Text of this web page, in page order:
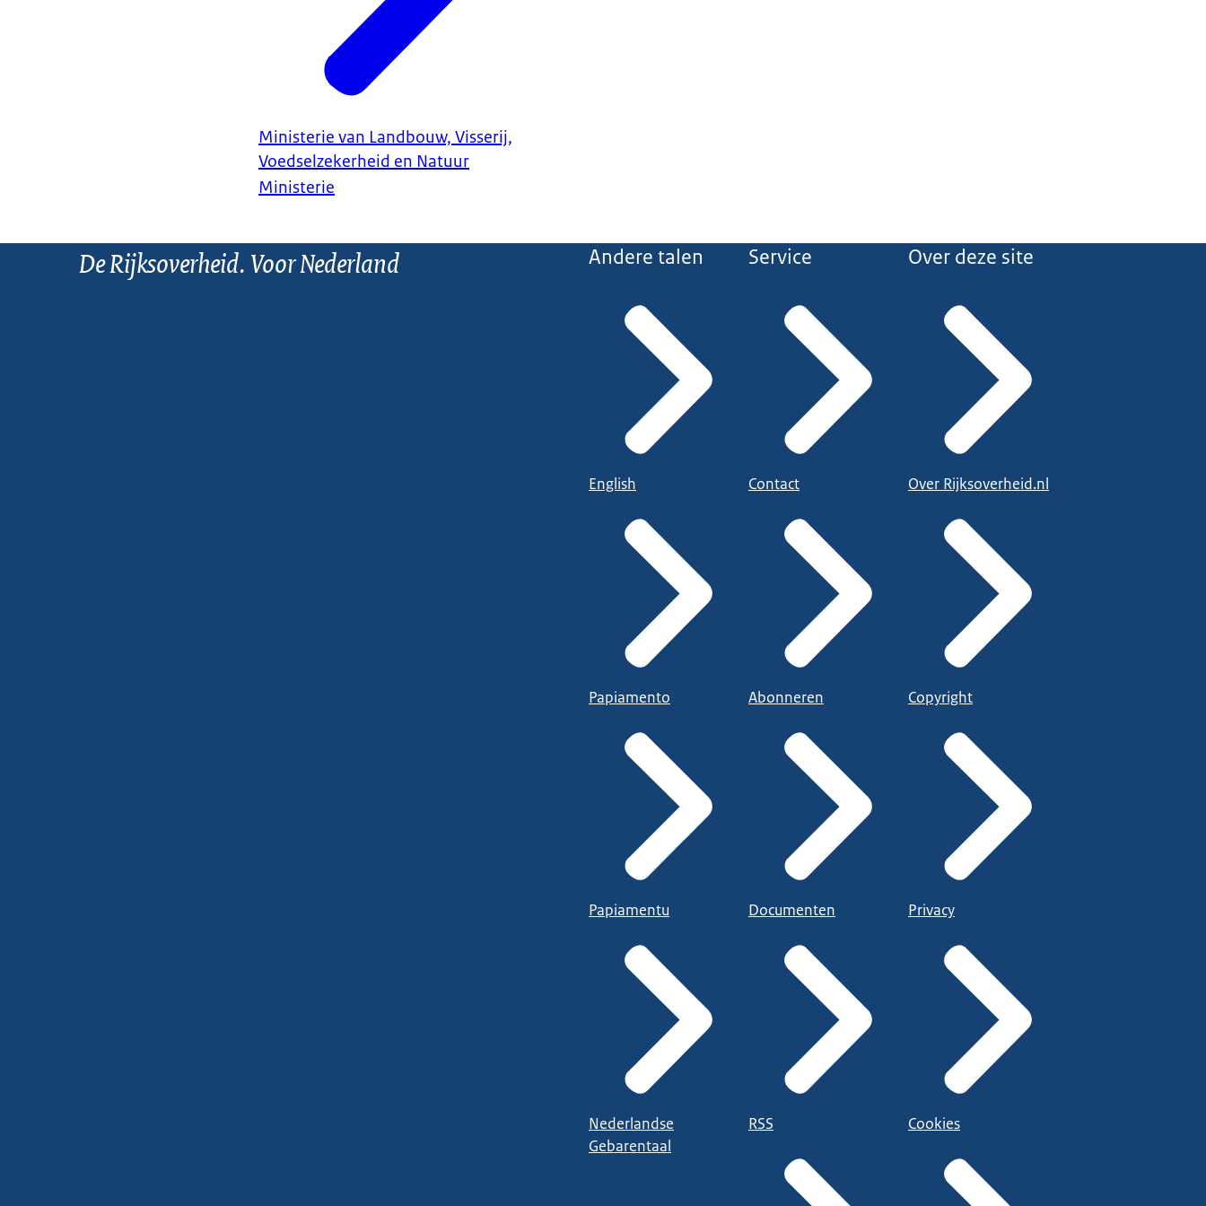
Ministerie van Landbouw, Visserij,
Voedselzekerheid en Natuur
Ministerie
De Rijksoverheid. Voor Nederland Andere talen
English
Papiamento
Papiamentu
Nederlandse
Gebarentaal
Service
Contact
Abonneren
Documenten
RSS
Over deze site
Over Rijksoverheid.nl
Copyright
Privacy
Cookies